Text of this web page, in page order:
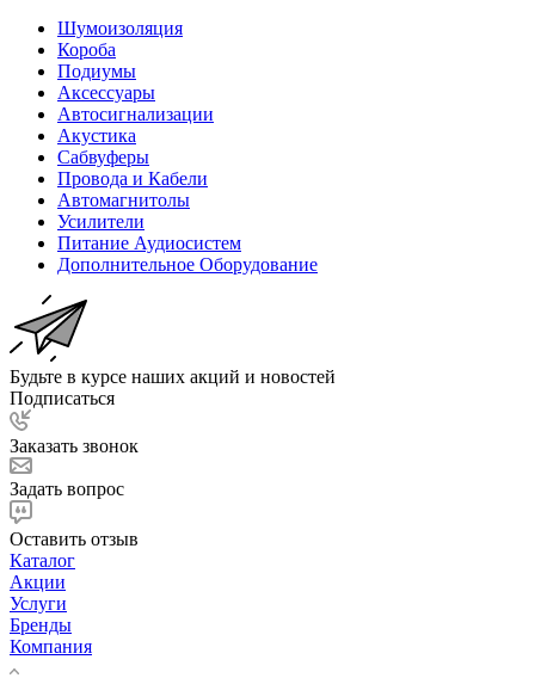
Шумоизоляция
Короба
Подиумы
Аксессуары
Автосигнализации
Акустика
Сабвуферы
Провода и Кабели
Автомагнитолы
Усилители
Питание Аудиосистем
Дополнительное Оборудование
Будьте в курсе наших акций и новостей
Подписаться
Заказать звонок
Задать вопрос
Оставить отзыв
Каталог
Акции
Услуги
Бренды
Компания